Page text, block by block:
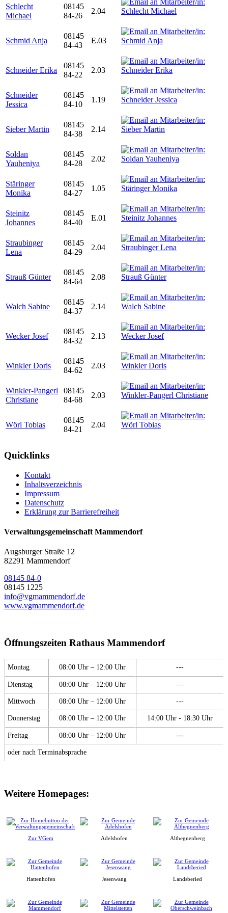
Schlecht
Michael
08145
84-26
2.04
Schmid Anja
08145
84-43
E.03
Schneider Erika
08145
84-22
2.03
Schneider
Jessica
08145
84-10
1.19
Sieber Martin
08145
84-38
2.14
Soldan
Yauheniya
08145
84-28
2.02
Stäringer
Monika
08145
84-27
1.05
Steinitz
Johannes
08145
84-40
E.01
Straubinger
Lena
08145
84-29
2.04
Strauß Günter
08145
84-64
2.08
Walch Sabine
08145
84-37
2.14
Wecker Josef
08145
84-32
2.13
Winkler Doris
08145
84-62
2.03
Winkler-Pangerl
Christiane
08145
84-68
2.03
Wörl Tobias
08145
84-21
2.04
Quicklinks
Kontakt
Inhaltsverzeichnis
Impressum
Datenschutz
Erklärung zur Barrierefreiheit
Verwaltungsgemeinschaft Mammendorf
Augsburger Straße 12
82291 Mammendorf
08145 84-0
08145 1225
info@vgmammendorf.de
www.vgmammendorf.de
Öffnungszeiten Rathaus Mammendorf
Montag 08:00 Uhr – 12:00 Uhr ---
Dienstag 08:00 Uhr – 12:00 Uhr ---
Mittwoch 08:00 Uhr – 12:00 Uhr ---
Donnerstag 08:00 Uhr – 12:00 Uhr 14:00 Uhr - 18:30 Uhr
Freitag 08:00 Uhr – 12:00 Uhr ---
oder nach Terminabsprache
Weitere Homepages:
Zur VGem Adelshofen Althegnenberg
Hattenhofen Jesenwang Landsberied